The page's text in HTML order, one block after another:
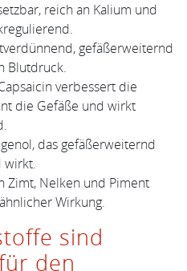
reich an Kalium und
gefäßerweiternd
Blutdruck.
verbessert die
die Gefäße und wirkt
das gefäßerweiternd
wirkt.
Zimt, Nelken und Piment
Wirkung.
sind
den